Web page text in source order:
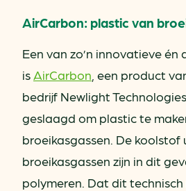
AirCarbon: plastic van
Een van zo’n innovatieve én
isAirCarbon , een product
bedrijf Newlight
geslaagd om plastic te
broeikasgassen. De koolstof
broeikasgassen zijn in dit
polymeren. Dat dit technisch